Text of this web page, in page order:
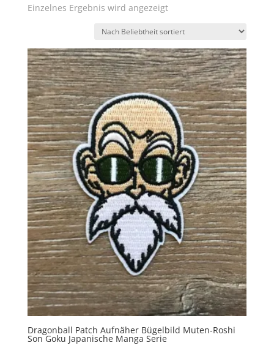
Einzelnes Ergebnis wird angezeigt
Dragonball Patch Aufnäher Bügelbild Muten-Roshi
Son Goku Japanische Manga Serie